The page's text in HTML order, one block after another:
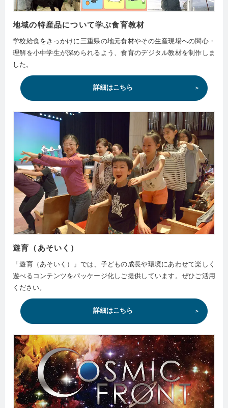
地域の特産品について学ぶ食育教材
学校給食をきっかけに三重県の地元食材やその生産現場への関心・
理解を小中学生が深められるよう、食育のデジタル教材を制作しま
した。
詳細はこちら
遊育（あそいく）
「遊育（あそいく）」では、子どもの成長や環境にあわせて楽しく
遊べるコンテンツをパッケージ化しご提供しています。ぜひご活用
ください。
詳細はこちら